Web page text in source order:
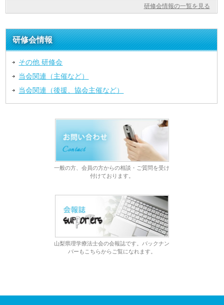
研修会情報の一覧を見る
研修会情報
その他 研修会
当会関連（主催など）
当会関連（後援、協会主催など）
一般の方、会員の方からの相談・ご質問を受け
付けております。
山梨県理学療法士会の会報誌です。バックナン
バーもこちらからご覧になれます。